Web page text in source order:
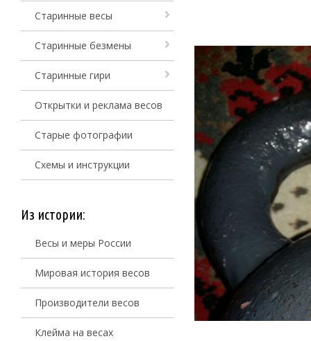
Старинные весы
Старинные безмены
Старинные гири
Открытки и реклама весов
Старые фотографии
Схемы и инструкции
Из истории:
Весы и меры России
Мировая история весов
Производители весов
Клейма на весах